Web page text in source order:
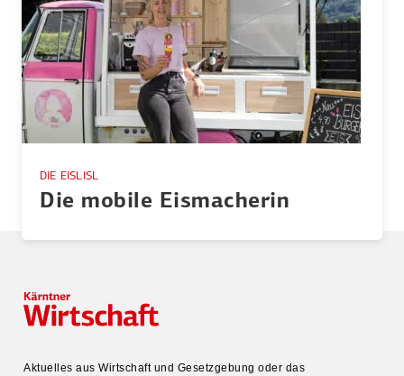
DIE EISLISL
Die mobile Eisma­cherin
Aktuelles aus Wirtschaft und Gesetz­gebung oder das